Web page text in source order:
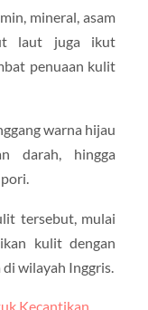
mineral, asam
laut juga ikut
penuaan kulit
warna hijau
darah, hingga
tersebut, mulai
kulit dengan
wilayah Inggris.
Kecantikan